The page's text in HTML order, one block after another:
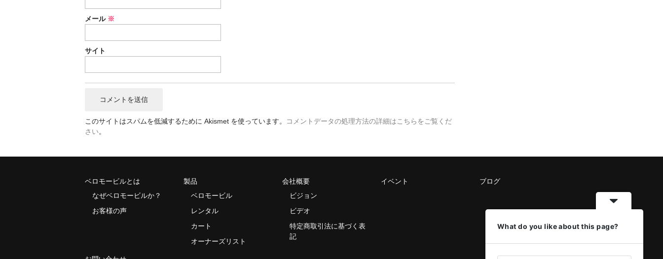
メール ※
サイト
このサイトはスパムを低減するために Akismet を使っています。
コメントデータの処理方法の詳細はこちらをご覧くだ
さい。
ベロモービルとは
なぜベロモービルか？
お客様の声
製品
ベロモービル
レンタル
カート
オーナーズリスト
会社概要
ビジョン
ビデオ
特定商取引法に基づく表
記
イベント ブログ
What do you like about this page?